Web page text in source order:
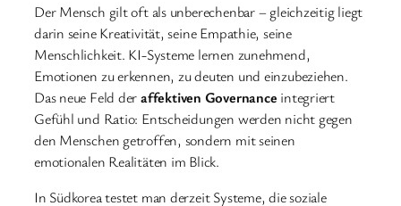
Der Mensch gilt oft als unberechenbar – gleichzeitig liegt
darin seine Kreativität, seine Empathie, seine
Menschlichkeit. KI-Systeme lernen zunehmend,
Emotionen zu erkennen, zu deuten und einzubeziehen.
Das neue Feld deraffektiven Governance integriert
Gefühl und Ratio: Entscheidungen werden nicht gegen
den Menschen getroffen, sondern mit seinen
emotionalen Realitäten im Blick.
In Südkorea testet man derzeit Systeme, die soziale